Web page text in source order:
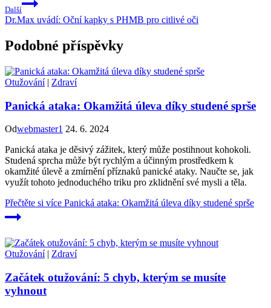
Další
Dr.Max uvádí: Oční kapky s PHMB pro citlivé oči
Podobné příspěvky
Otužování| Zdraví
Panická ataka: Okamžitá úleva díky studené sprše
Odwebmaster1 24. 6. 2024
Panická ataka je děsivý zážitek, který může postihnout kohokoli.
Studená sprcha může být rychlým a účinným prostředkem k
okamžité úlevě a zmírnění příznaků panické ataky. Naučte se, jak
využít tohoto jednoduchého triku pro zklidnění své mysli a těla.
Přečtěte si více Panická ataka: Okamžitá úleva díky studené sprše
Otužování| Zdraví
Začátek otužování: 5 chyb, kterým se musíte
vyhnout